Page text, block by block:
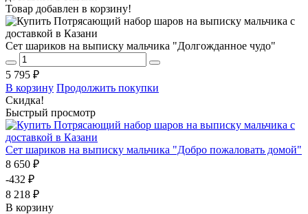
Товар добавлен в корзину!
Сет шариков на выписку мальчика "Долгожданное чудо"
5 795 ₽
В корзину Продолжить покупки
Скидка!
Быстрый просмотр
Сет шариков на выписку мальчика "Добро пожаловать домой"
8 650 ₽
-432 ₽
8 218 ₽
В корзину